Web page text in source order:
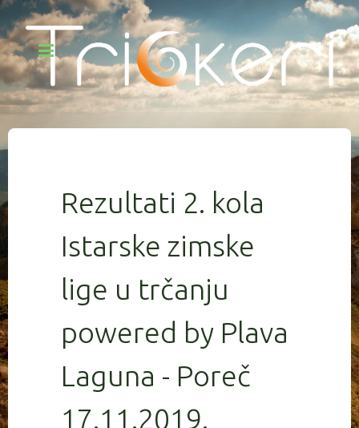
Rezultati 2. kola
Istarske zimske
lige u trčanju
powered by Plava
Laguna - Poreč
17.11.2019.